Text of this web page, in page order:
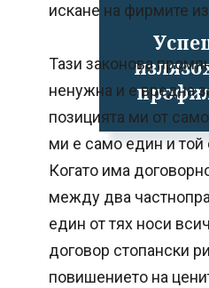
искане на фирмите
Тази законова
ненужна и е вредна
позицията ми от
ми е само един и той
Когато има
между два
един от тях носи
договор стопански
повишението на